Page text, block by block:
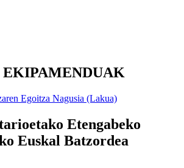
Egoitza Nagusia (Lakua)
Etengabeko
Euskal Batzordea